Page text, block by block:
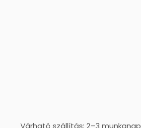
Várható szállítás: 2–3 munkanap